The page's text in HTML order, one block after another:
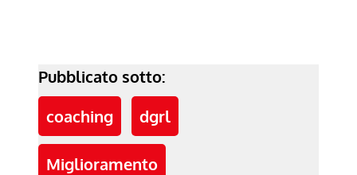
Pubblicato sotto:
coaching
dgrl
Miglioramento